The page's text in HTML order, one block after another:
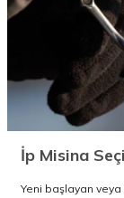
Yeni başlayan